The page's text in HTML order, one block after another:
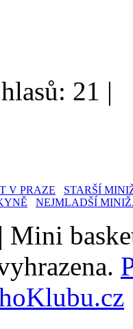
21 |
V PRAZE
STARŠÍ
NEJMLADŠÍ
Mini